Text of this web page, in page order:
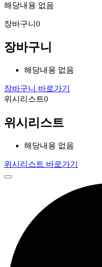
해당내용 없음
장바구니 0
장바구니
해당내용 없음
장바구니 바로가기
위시리스트0
위시리스트
해당내용 없음
위시리스트 바로가기